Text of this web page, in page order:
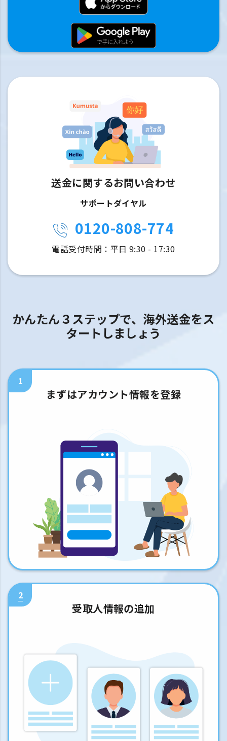
送金に関するお問い合わせ
サポートダイヤル
0120-808-774
電話受付時間：平日 9:30 - 17:30
かんたん３ステップで、海外送金をス
タートしましょう
1
まずはアカウント情報を登録
2
受取人情報の追加